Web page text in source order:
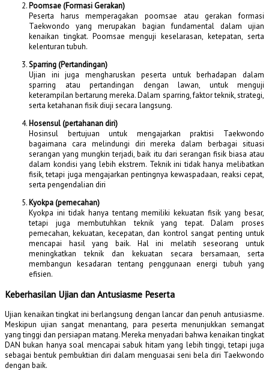
Poomsae (Formasi Gerakan)
Peserta harus memperagakan poomsae atau gerakan formasi
Taekwondo yang merupakan bagian fundamental dalam ujian
kenaikan tingkat. Poomsae menguji keselarasan, ketepatan, serta
kelenturan tubuh.
Sparring (Pertandingan)
Ujian ini juga mengharuskan peserta untuk berhadapan dalam
sparring atau pertandingan dengan lawan, untuk menguji
keterampilan bertarung mereka. Dalam sparring, faktor teknik, strategi,
serta ketahanan fisik diuji secara langsung.
Hosensul (pertahanan diri)
Hosinsul bertujuan untuk mengajarkan praktisi Taekwondo
bagaimana cara melindungi diri mereka dalam berbagai situasi
serangan yang mungkin terjadi, baik itu dari serangan fisik biasa atau
dalam kondisi yang lebih ekstrem. Teknik ini tidak hanya melibatkan
fisik, tetapi juga mengajarkan pentingnya kewaspadaan, reaksi cepat,
serta pengendalian diri
Kyokpa (pemecahan)
Kyokpa ini tidak hanya tentang memiliki kekuatan fisik yang besar,
tetapi juga membutuhkan teknik yang tepat. Dalam proses
pemecahan, kekuatan, kecepatan, dan kontrol sangat penting untuk
mencapai hasil yang baik. Hal ini melatih seseorang untuk
meningkatkan teknik dan kekuatan secara bersamaan, serta
membangun kesadaran tentang penggunaan energi tubuh yang
efisien.
Keberhasilan Ujian dan Antusiasme Peserta
Ujian kenaikan tingkat ini berlangsung dengan lancar dan penuh antusiasme.
Meskipun ujian sangat menantang, para peserta menunjukkan semangat
yang tinggi dan persiapan matang. Mereka menyadari bahwa kenaikan tingkat
DAN bukan hanya soal mencapai sabuk hitam yang lebih tinggi, tetapi juga
sebagai bentuk pembuktian diri dalam menguasai seni bela diri Taekwondo
dengan baik.